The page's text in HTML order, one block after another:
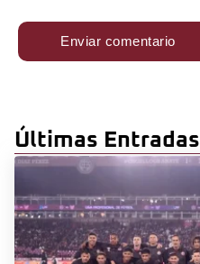
Últimas Entradas